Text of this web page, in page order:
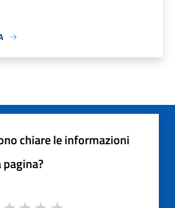
chiare le informazioni